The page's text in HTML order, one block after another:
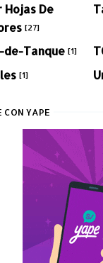
Hojas De
[27]
de-Tanque [1]
[1]
CON YAPE